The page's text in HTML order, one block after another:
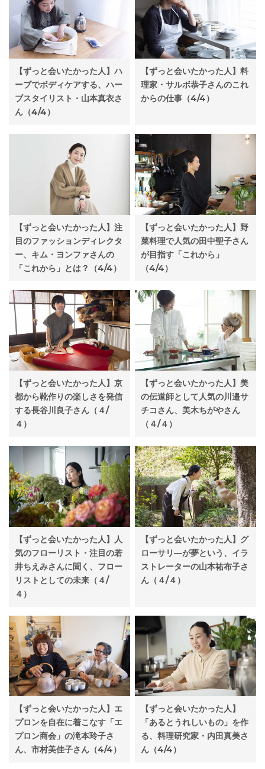
【ずっと会いたかった人】ハ
ーブでボディケアする、ハー
ブスタイリスト・山本真衣さ
ん（4/4）
【ずっと会いたかった人】料
理家・サルボ恭子さんのこれ
からの仕事（4/4）
【ずっと会いたかった人】注
目のファッションディレクタ
ー、キム・ヨンファさんの
「これから」とは？（4/4）
【ずっと会いたかった人】野
菜料理で人気の田中聖子さん
が目指す「これから」
（4/4）
【ずっと会いたかった人】京
都から靴作りの楽しさを発信
する長谷川良子さん（４/
４）
【ずっと会いたかった人】美
の伝道師として人気の川邉サ
チコさん、美木ちがやさん
（４/４）
【ずっと会いたかった人】人
気のフローリスト・注目の若
井ちえみさんに聞く、フロー
リストとしての未来（４/
４）
【ずっと会いたかった人】グ
ローサリ―が夢という、イラ
ストレーターの山本祐布子さ
ん（４/４）
【ずっと会いたかった人】エ
プロンを自在に着こなす「エ
プロン商会」の滝本玲子さ
ん、市村美佳子さん（4/4）
【ずっと会いたかった人】
「あるとうれしいもの」を作
る、料理研究家・内田真美さ
ん（4/4）